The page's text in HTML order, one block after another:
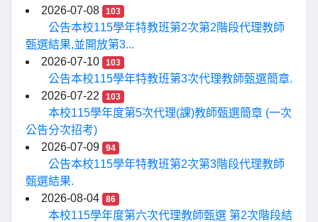
2026-07-08
103
公告本校115學年特教班第2次第2階段代理教師
甄選結果,並開放第3...
2026-07-10
103
公告本校115學年特教班第3次代理教師甄選簡章.
2026-07-22
103
本校115學年度第5次代理(課)教師甄選簡章 (一次
公告分次招考)
2026-07-09
94
公告本校115學年特教班第2次第3階段代理教師
甄選結果.
2026-08-04
86
本校115學年度第六次代理教師甄選 第2次階段結